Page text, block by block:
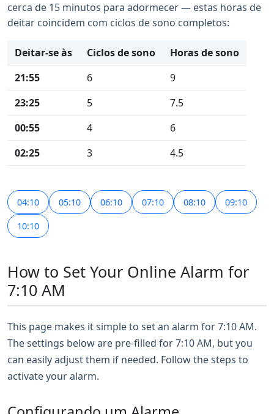
cerca de 15 minutos para adormecer — estas horas de
deitar coincidem com ciclos de sono completos:
Deitar-se às Ciclos de sono
Horas de sono
21:55
6
9
23:25
5
7.5
00:55
4
6
02:25
3 4.5
04:10 05:10 06:10 07:10 08:10 09:10
10:10
How to Set Your Online Alarm for
7:10 AM
This page makes it simple to set an alarm for 7:10 AM.
The settings below are pre-filled for 7:10 AM, but you
can easily adjust them if needed. Follow the steps to
activate your alarm.